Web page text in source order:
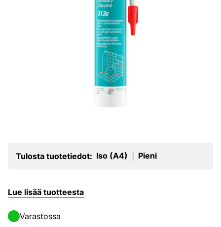
Tulosta tuotetiedot: Iso (A4) Pieni
Lue lisää tuotteesta
Varastossa